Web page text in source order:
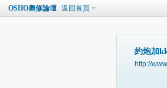
OSHO奧修論壇 返回首頁
約炮加
http://